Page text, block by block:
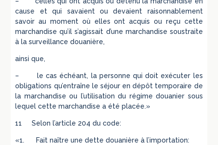
cause et qui savaient ou devaient raisonnablement
savoir au moment où elles ont acquis ou reçu cette
marchandise qu’il s’agissait d’une marchandise soustraite
à la surveillance douanière,
ainsi que,
– le cas échéant, la personne qui doit exécuter les
obligations qu’entraîne le séjour en dépôt temporaire de
la marchandise ou l’utilisation du régime douanier sous
lequel cette marchandise a été placée.»
11 Selon l’article 204 du code:
«1. Fait naître une dette douanière à l’importation: